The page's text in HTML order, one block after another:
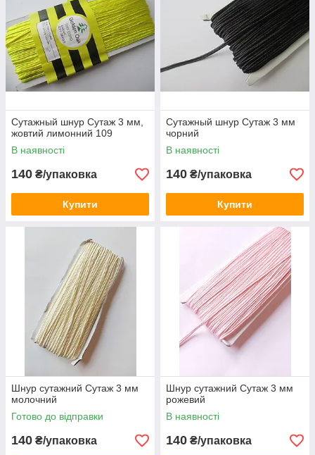
Сутажный шнур Сутаж 3 мм,
жовтий лимонний 109
В наявності
140 ₴/упаковка
Купити
Сутажный шнур Сутаж 3 мм
чорний
В наявності
140 ₴/упаковка
Купити
Шнур сутажний Сутаж 3 мм
молочний
Готово до відправки
140 ₴/упаковка
Шнур сутажний Сутаж 3 мм
рожевий
В наявності
140 ₴/упаковка